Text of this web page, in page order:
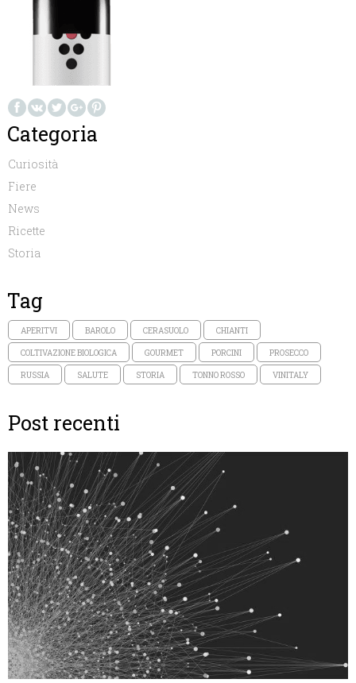
Categoria
Curiosità
Fiere
News
Ricette
Storia
Tag
APERITVI BAROLO CERASUOLO CHIANTI
COLTIVAZIONE BIOLOGICA GOURMET PORCINI PROSECCO
RUSSIA SALUTE STORIA TONNO ROSSO VINITALY
Post recenti